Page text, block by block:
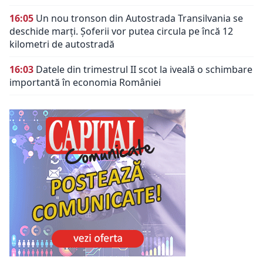
16:05 Un nou tronson din Autostrada Transilvania se
deschide marți. Șoferii vor putea circula pe încă 12
kilometri de autostradă
16:03 Datele din trimestrul II scot la iveală o schimbare
importantă în economia României